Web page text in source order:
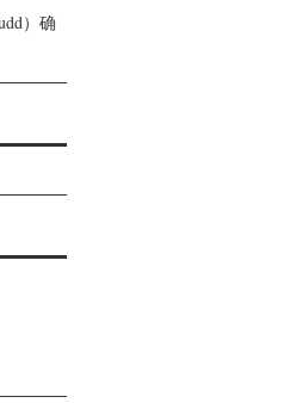
）确